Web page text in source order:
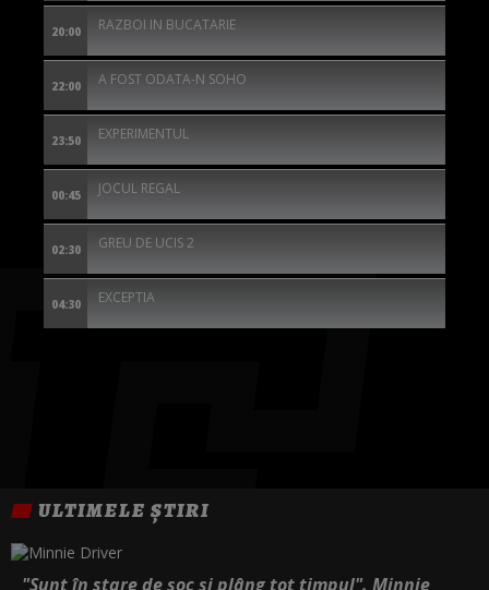
20:00 RAZBOI IN BUCATARIE
22:00 A FOST ODATA-N SOHO
23:50 EXPERIMENTUL
00:45 JOCUL REGAL
02:30 GREU DE UCIS 2
04:30 EXCEPTIA
ULTIMELE ȘTIRI
"Sunt în stare de șoc și plâng tot timpul". Minnie